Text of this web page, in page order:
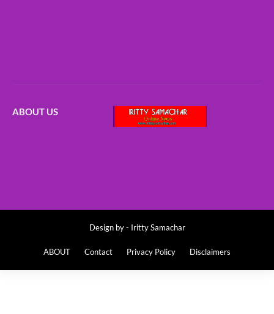
ABOUT US
Design by - Iritty Samachar
ABOUT Contact Privacy Policy Disclaimers